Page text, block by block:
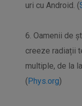
uri cu Android. (
6. Oamenii de
creeze radiații
multiple, de la
(Phys.org)